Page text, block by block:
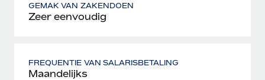
GEMAK VAN ZAKENDOEN
Zeer eenvoudig
FREQUENTIE VAN SALARISBETALING
Maandelijks